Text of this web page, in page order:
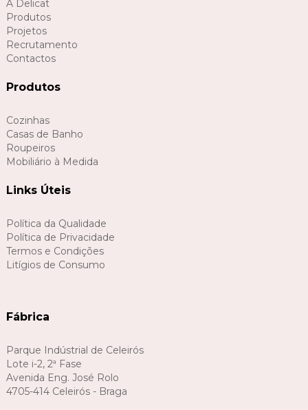
A Delicat
Produtos
Projetos
Recrutamento
Contactos
Produtos
Cozinhas
Casas de Banho
Roupeiros
Mobiliário à Medida
Links Úteis
Política da Qualidade
Política de Privacidade
Termos e Condições
Litígios de Consumo
Fábrica
Parque Indústrial de Celeirós
Lote i-2, 2ª Fase
Avenida Eng. José Rolo
4705-414 Celeirós - Braga